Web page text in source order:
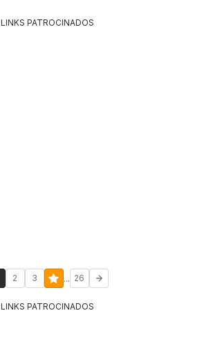
LINKS PATROCINADOS
2 3 ... 26
LINKS PATROCINADOS